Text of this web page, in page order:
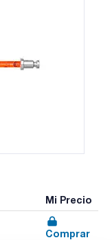
Mi Precio
Comprar